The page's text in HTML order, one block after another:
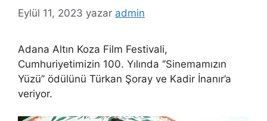
Eylül 11, 2023 yazar admin
Adana Altın Koza Film Festivali,
Cumhuriyetimizin 100. Yılında ‘’Sinemamızın
Yüzü’’ ödülünü Türkan Şoray ve Kadir İnanır’a
veriyor.